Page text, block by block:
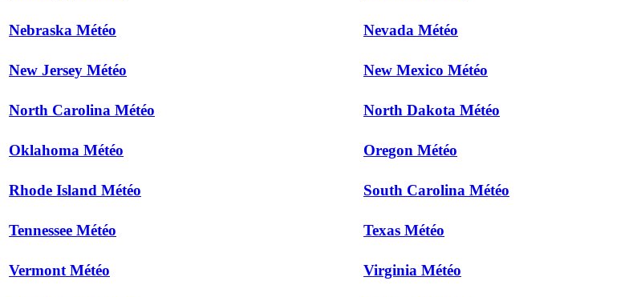
Nebraska Météo Nevada Météo
New Jersey Météo New Mexico Météo
North Carolina Météo North Dakota Météo
Oklahoma Météo Oregon Météo
Rhode Island Météo South Carolina Météo
Tennessee Météo Texas Météo
Vermont Météo Virginia Météo